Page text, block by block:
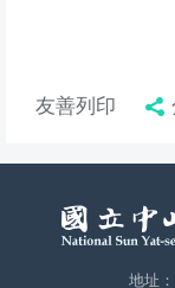
友善列印
地址